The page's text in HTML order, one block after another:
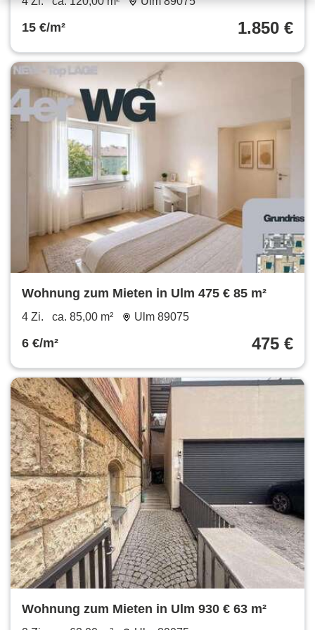
15 €/m² 1.850 €
Wohnung zum Mieten in Ulm 475 € 85 m²
4 Zi. ca. 85,00 m² Ulm 89075
6 €/m² 475 €
Wohnung zum Mieten in Ulm 930 € 63 m²